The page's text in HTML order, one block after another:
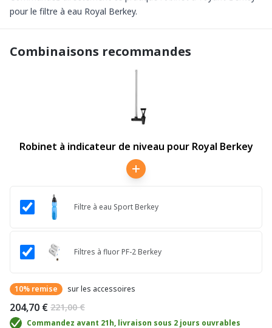
pour le filtre à eau Royal Berkey.
Combinaisons recommandes
Robinet à indicateur de niveau pour Royal Berkey
Filtre à eau Sport Berkey
Filtres à fluor PF-2 Berkey
10% remise sur les accessoires
204,70 € 221,00 €
Commandez avant 21h, livraison sous 2 jours ouvrables